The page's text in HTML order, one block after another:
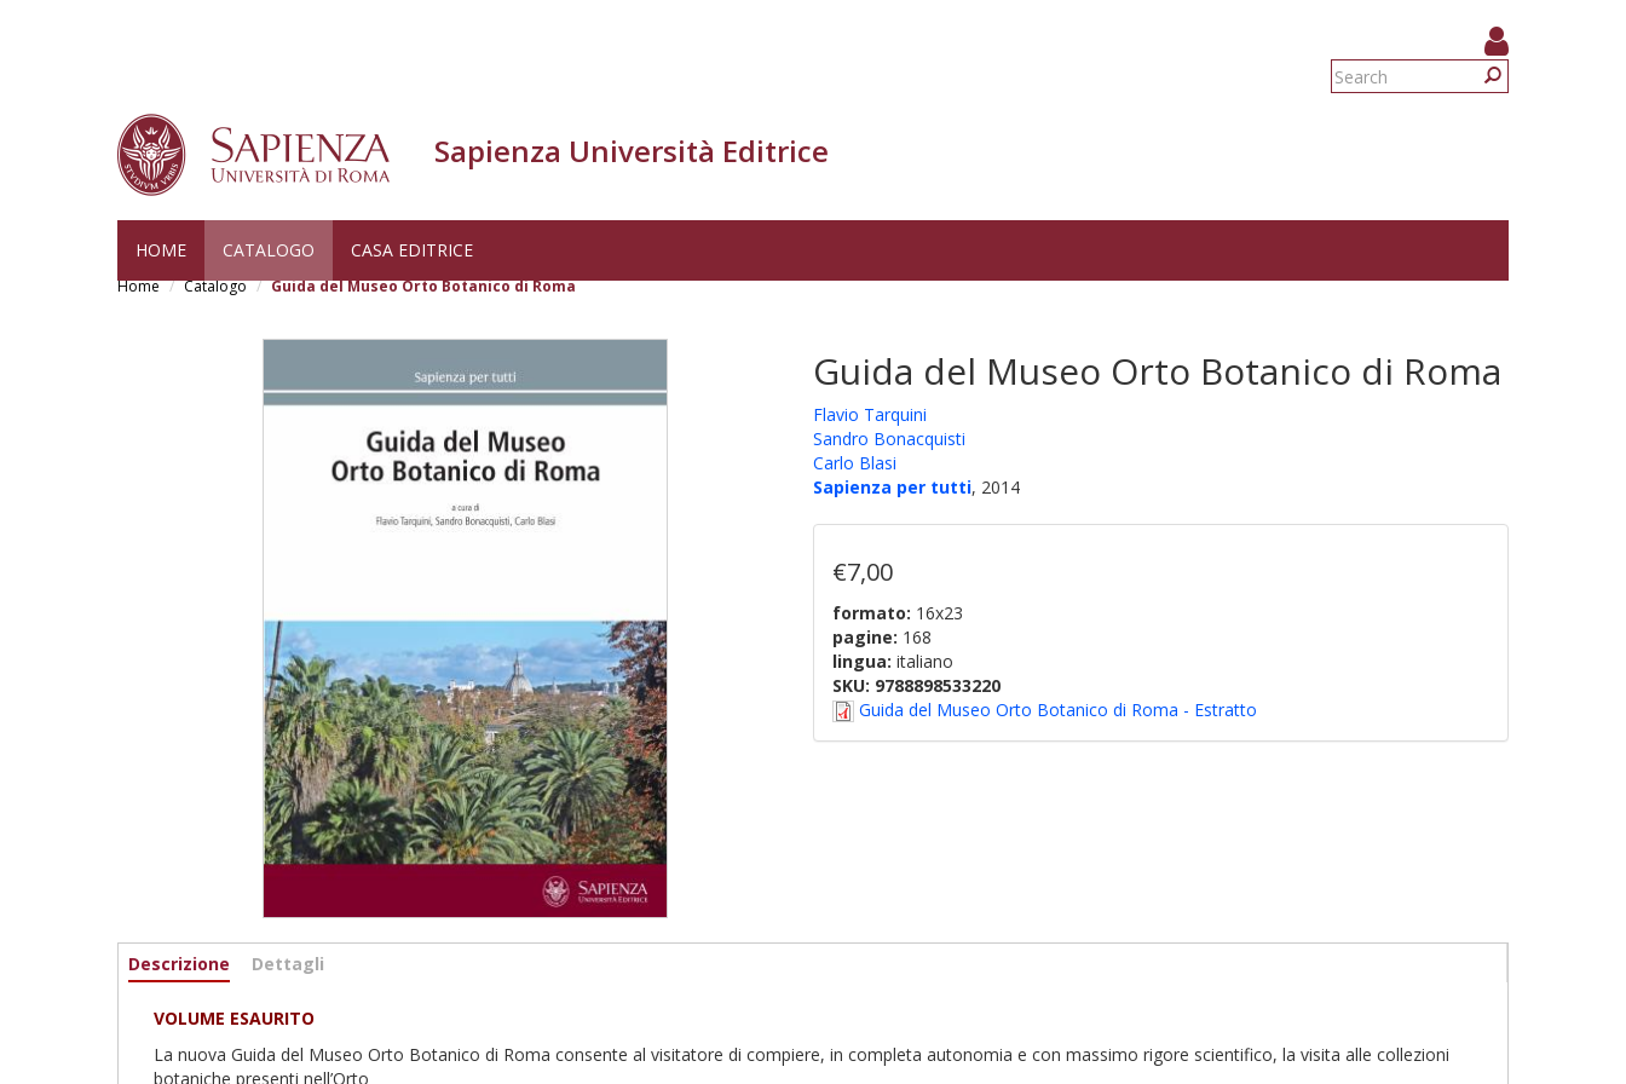
Search
Sapienza Università Editrice
HOME CATALOGO CASA EDITRICE
Home Catalogo Guida del Museo Orto Botanico di Roma
Guida del Museo Orto Botanico di Roma
Flavio Tarquini
Sandro Bonacquisti
Carlo Blasi
Sapienza per tutti, 2014
€7,00
formato: 16x23
pagine: 168
lingua: italiano
SKU: 9788898533220
Guida del Museo Orto Botanico di Roma - Estratto
Informazioni
Descrizione (active
Dettagli
VOLUME ESAURITO
La nuova Guida del Museo Orto Botanico di Roma consente al visitatore di compiere, in completa autonomia e con massimo rigore scientifico, la visita alle collezioni
botaniche presenti nell’Orto